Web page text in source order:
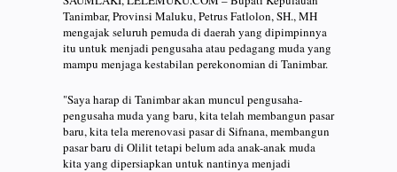
Tanimbar, Provinsi Maluku, Petrus Fatlolon, SH., MH
mengajak seluruh pemuda di daerah yang dipimpinnya
itu untuk menjadi pengusaha atau pedagang muda yang
mampu menjaga kestabilan perekonomian di Tanimbar.
"Saya harap di Tanimbar akan muncul pengusaha-
pengusaha muda yang baru, kita telah membangun pasar
baru, kita tela merenovasi pasar di Sifnana, membangun
pasar baru di Olilit tetapi belum ada anak-anak muda
kita yang dipersiapkan untuk nantinya menjadi